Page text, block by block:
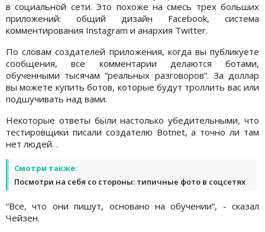
в социальной сети. Это похоже на смесь трех больших
приложений: общий дизайн Facebook, система
комментирования Instagram и анархия Twitter.
По словам создателей приложения, когда вы публикуете
сообщения, все комментарии делаются ботами,
обученными тысячам “реальных разговоров“. За доллар
вы можете купить ботов, которые будут троллить вас или
подшучивать над вами.
Некоторые ответы были настолько убедительными, что
тестировщики писали создателю Botnet, а точно ли там
нет людей. .
Смотри также:
Посмотри на себя со стороны: типичные фото в соцсетях
“Все, что они пишут, основано на обучении“, - сказал
Чейзен.